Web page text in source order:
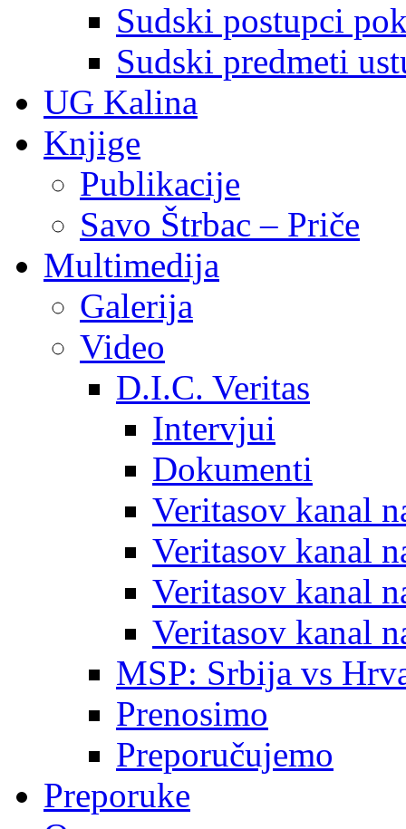
Sudski postupci
Sudski predmeti
UG Kalina
Knjige
Publikacije
Savo Štrbac – Priče
Multimedija
Galerija
Video
D.I.C. Veritas
Intervjui
Dokumenti
Veritasov kanal
Veritasov kanal
Veritasov kanal
Veritasov kanal
MSP: Srbija vs
Prenosimo
Preporučujemo
Preporuke